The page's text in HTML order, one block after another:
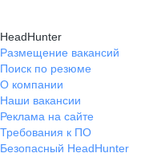
HeadHunter
Размещение вакансий
Поиск по резюме
О компании
Наши вакансии
Реклама на сайте
Требования к ПО
Безопасный HeadHunter